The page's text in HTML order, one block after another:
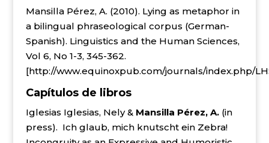
Mansilla Pérez, A. (2010). Lying as metaphor in
a bilingual phraseological corpus (German-
Spanish). Linguistics and the Human Sciences,
Vol 6, No 1-3, 345-362.
[http://www.equinoxpub.com/journals/index.php/
Capítulos de libros
Iglesias Iglesias, Nely & Mansilla Pérez, A.(in
press). Ich glaub, mich knutscht ein Zebra!